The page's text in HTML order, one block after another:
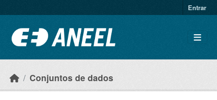
Entrar
Conjuntos de dados